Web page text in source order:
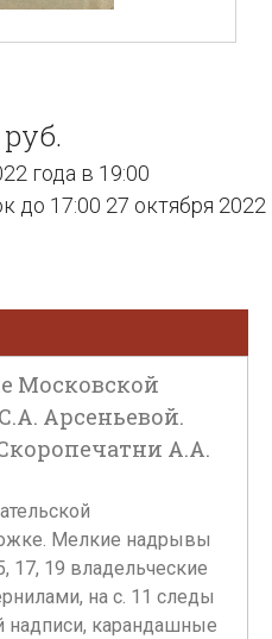
года в 19:00
до 17:00 27 октября 2022
Московской
Арсеньевой.
Скоропечатни А.А.
Мелкие надрывы
17, 19 владельческие
на с. 11 следы
надписи, карандашные